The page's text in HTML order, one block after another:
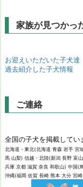
家族が見つかっ
お迎えいただいた子犬達
過去紹介した子犬情報
ご連絡
全国の子犬を掲載してい
北海道・東北(北海道 青森 岩手 宮
馬 山梨) 信越・北陸(新潟 長野 富
兵庫 京都 滋賀 奈良 和歌山) 中国(
沖縄(福岡 佐賀 長崎 熊本 大分 宮